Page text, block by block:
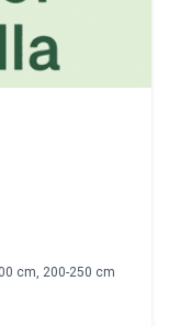
cm, 200-250 cm